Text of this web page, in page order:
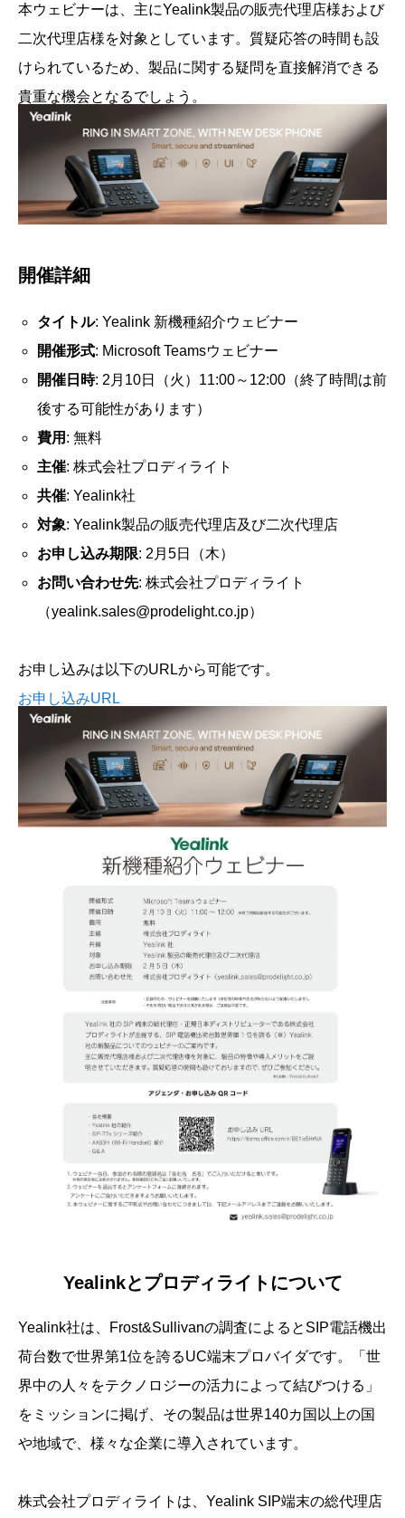
本ウェビナーは、主にYealink製品の販売代理店様および
二次代理店様を対象としています。質疑応答の時間も設
けられているため、製品に関する疑問を直接解消できる
貴重な機会となるでしょう。
開催詳細
タイトル: Yealink 新機種紹介ウェビナー
開催形式: Microsoft Teamsウェビナー
開催日時: 2月10日（火）11:00～12:00（終了時間は前
後する可能性があります）
費用 : 無料
主催: 株式会社プロディライト
共催: Yealink社
対象: Yealink製品の販売代理店及び二次代理店
お申し込み期限: 2月5日（木）
お問い合わせ先: 株式会社プロディライト
（yealink.sales@prodelight.co.jp）
お申し込みは以下のURLから可能です。
お申し込みURL
Yealinkとプロディライトについて
Yealink社は、Frost&Sullivanの調査によるとSIP電話機出
荷台数で世界第1位を誇るUC端末プロバイダです。「世
界中の人々をテクノロジーの活力によって結びつける」
をミッションに掲げ、その製品は世界140カ国以上の国
や地域で、様々な企業に導入されています。
株式会社プロディライトは、Yealink SIP端末の総代理店